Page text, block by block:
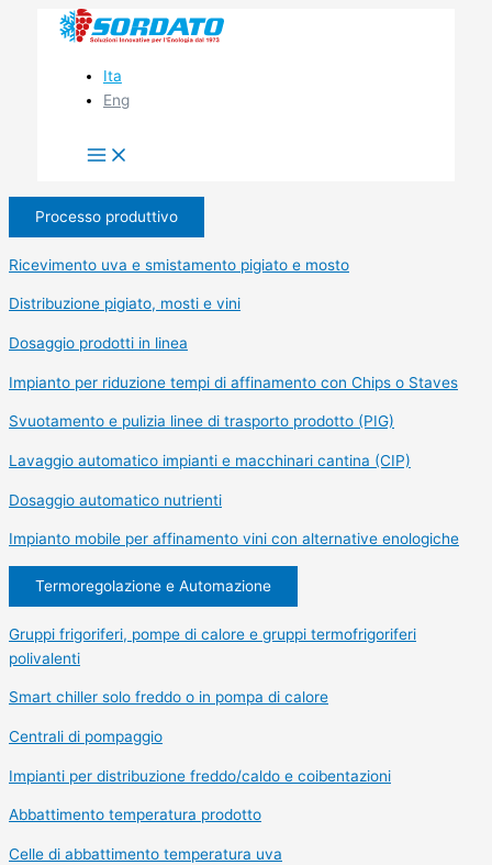
Ita
Eng
Processo produttivo
Ricevimento uva e smistamento pigiato e mosto
Distribuzione pigiato, mosti e vini
Dosaggio prodotti in linea
Impianto per riduzione tempi di affinamento con Chips o Staves
Svuotamento e pulizia linee di trasporto prodotto (PIG)
Lavaggio automatico impianti e macchinari cantina (CIP)
Dosaggio automatico nutrienti
Impianto mobile per affinamento vini con alternative enologiche
Termoregolazione e Automazione
Gruppi frigoriferi, pompe di calore e gruppi termofrigoriferi
polivalenti
Smart chiller solo freddo o in pompa di calore
Centrali di pompaggio
Impianti per distribuzione freddo/caldo e coibentazioni
Abbattimento temperatura prodotto
Celle di abbattimento temperatura uva